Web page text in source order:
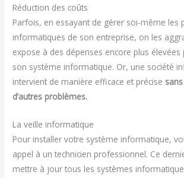
Réduction des coûts
Parfois, en essayant de gérer soi-même les
informatiques de son entreprise, on les
expose à des dépenses encore plus
son système informatique. Or, une société
intervient de manière efficace et précise
d’autres problèmes.
La veille informatique
Pour installer votre système informatique,
appel à un technicien professionnel. Ce
mettre à jour tous les systèmes